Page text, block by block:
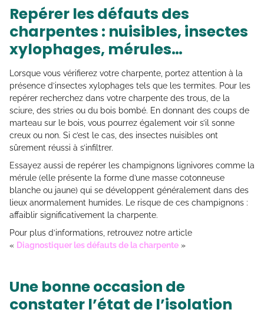
Repérer les défauts des
charpentes : nuisibles, insectes
xylophages, mérules…
Lorsque vous vérifierez votre charpente, portez attention à la
présence d’insectes xylophages tels que les termites. Pour les
repérer recherchez dans votre charpente des trous, de la
sciure, des stries ou du bois bombé. En donnant des coups de
marteau sur le bois, vous pourrez également voir s’il sonne
creux ou non. Si c’est le cas, des insectes nuisibles ont
sûrement réussi à s’infiltrer.
Essayez aussi de repérer les champignons lignivores comme la
mérule (elle présente la forme d’une masse cotonneuse
blanche ou jaune) qui se développent généralement dans des
lieux anormalement humides. Le risque de ces champignons :
affaiblir significativement la charpente.
Pour plus d’informations, retrouvez notre article
« Diagnostiquer les défauts de la charpente »
Une bonne occasion de
constater l’état de l’isolation